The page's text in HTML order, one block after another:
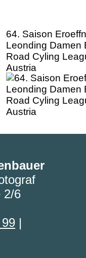
64. Saison
Leonding Damen
Road Cyling
Austria
2/6
|